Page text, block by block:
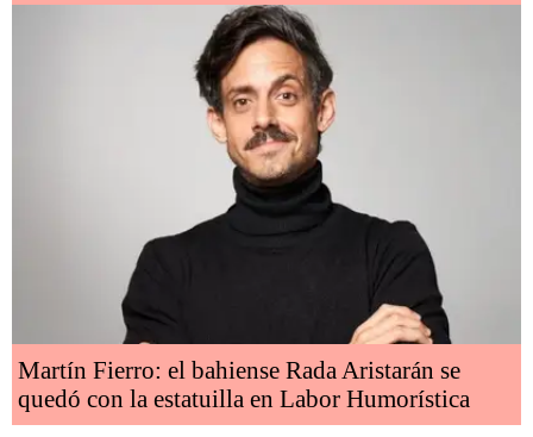
Martín Fierro: el bahiense Rada Aristarán se
quedó con la estatuilla en Labor Humorística